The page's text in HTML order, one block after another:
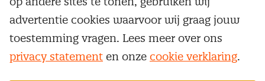
Netwerk en communities
Aanmelden nieuwsbrief
Word lid van Nevi
Contractmanagement
Kostenmanagement
Onderhandelen
Supply management
Trainingen
Opleidingen
Maatwerk
Cookievoorkeuren beherenOnzealgemene
advertentie cookies waarvoor wij graag jouw
toestemming vragen. Lees meer over ons
privacy statement en onze cookie verklaring.